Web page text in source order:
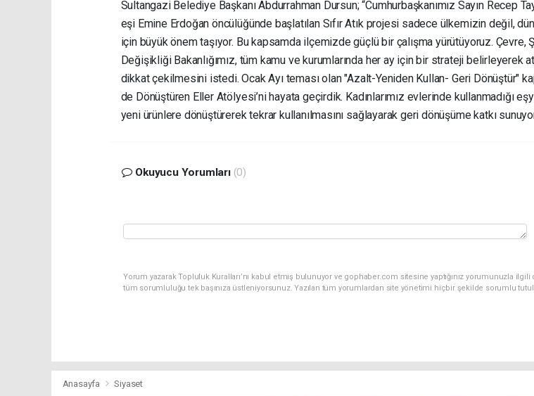
Sultangazi Belediye Başkanı Abdurrahman Dursun; “Cumhurbaşkanımız Sayın Recep
eşi Emine Erdoğan öncülüğünde başlatılan Sıfır Atık projesi sadece ülkemizin değil,
için büyük önem taşıyor. Bu kapsamda ilçemizde güçlü bir çalışma yürütüyoruz. Çevre,
Değişikliği Bakanlığımız, tüm kamu ve kurumlarında her ay için bir strateji belirleyerek
dikkat çekilmesini istedi. Ocak Ayı teması olan "Azalt-Yeniden Kullan- Geri Dönüştür"
de Dönüştüren Eller Atölyesi’ni hayata geçirdik. Kadınlarımız evlerinde kullanmadığı
yeni ürünlere dönüştürerek tekrar kullanılmasını sağlayarak geri dönüşüme katkı
Okuyucu Yorumları (0)
Yorum yazarak Topluluk Kuralları’nı kabul etmiş bulunuyor ve gophaber.com sitesine yaptığınız yorumunuzla ilgili
tüm sorumluluğu tek başınıza üstleniyorsunuz. Yazılan tüm yorumlardan site yönetimi hiçbir şekilde sorumlu
Anasayfa Siyaset